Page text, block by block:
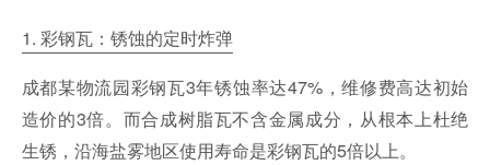
1. 彩钢瓦：锈蚀的定时炸弹
成都某物流园彩钢瓦3年锈蚀率达47%，维修费高达初始
造价的3倍。而合成树脂瓦不含金属成分，从根本上杜绝
生锈，沿海盐雾地区使用寿命是彩钢瓦的5倍以上。